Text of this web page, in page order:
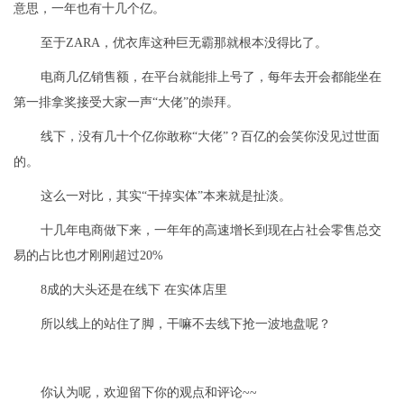
意思，一年也有十几个亿。
至于ZARA，优衣库这种巨无霸那就根本没得比了。
电商几亿销售额，在平台就能排上号了，每年去开会都能坐在
第一排拿奖接受大家一声“大佬”的崇拜。
线下，没有几十个亿你敢称“大佬”？百亿的会笑你没见过世面
的。
这么一对比，其实“干掉实体”本来就是扯淡。
十几年电商做下来，一年年的高速增长到现在占社会零售总交
易的占比也才刚刚超过20%
8成的大头还是在线下 在实体店里
所以线上的站住了脚，干嘛不去线下抢一波地盘呢？
你认为呢，欢迎留下你的观点和评论~~